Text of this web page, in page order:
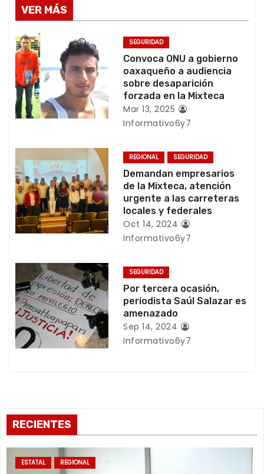
g
a
c
i
ó
d
e
e
n
t
r
a
d
VER MÁS
SEGURIDAD
Convoca ONU a gobierno
oaxaqueño a audiencia
sobre desaparición
forzada en la Mixteca
Mar 13, 2025
Informativo6y7
REGIONAL SEGURIDAD
Demandan empresarios
de la Mixteca, atención
urgente a las carreteras
locales y federales
Oct 14, 2024
Informativo6y7
SEGURIDAD
Por tercera ocasión,
periodista Saúl Salazar es
amenazado
Sep 14, 2024
Informativo6y7
RECIENTES
ESTATAL REGIONAL